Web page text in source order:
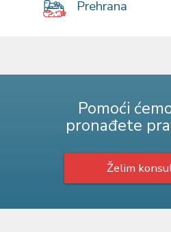
Prehrana
Pomoći
pronađete
Želim